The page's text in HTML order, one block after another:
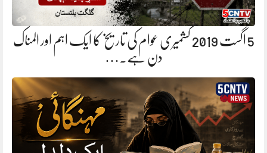
5 اگست 2019 کشمیری عوام کی تاریخ کا ایک اہم اور المناک
دن ہے.…